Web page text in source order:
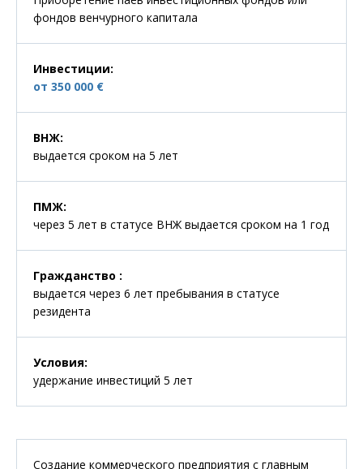
фондов венчурного капитала
Создание коммерческого предприятия с главным
Инвестиции:
от 350 000 €
ВНЖ:
выдается сроком на 5 лет
ПМЖ:
через 5 лет в статусе ВНЖ выдается сроком на 1 год
Гражданство :
выдается через 6 лет пребывания в статусе
резидента
Условия:
удержание инвестиций 5 лет